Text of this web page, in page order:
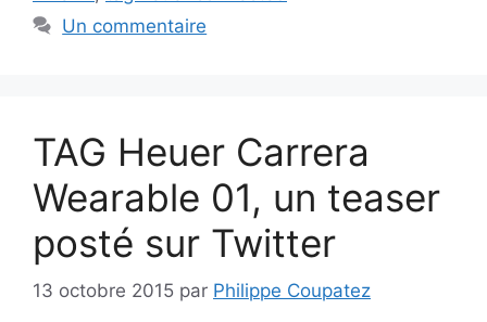
Un commentaire
TAG Heuer Carrera
Wearable 01, un teaser
posté sur Twitter
13 octobre 2015 par Philippe Coupatez